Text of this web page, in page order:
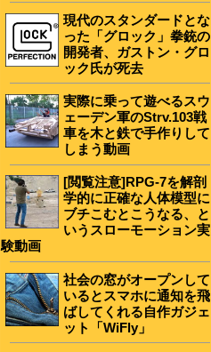
現代のスタンダードとな
った「グロック」拳銃の
開発者、ガストン・グロ
ック氏が死去
実際に乗って遊べるスウ
ェーデン軍のStrv.103戦
車を木と鉄で手作りして
しまう動画
[閲覧注意]RPG-7を解剖
学的に正確な人体模型に
ブチこむとこうなる、と
いうスローモーション実
験動画
社会の窓がオープンして
いるとスマホに通知を飛
ばしてくれる自作ガジェ
ット「WiFly」